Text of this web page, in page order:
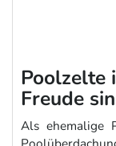
Poolzelte
Freude
Als ehemalige